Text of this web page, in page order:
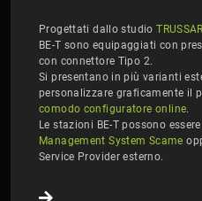
Progettati dallo studio
BE-T sono equipaggiati con
con connettore Tipo 2.
Si presentano in più varianti
personalizzare graficamente il
comodo configuratore online.
Le stazioni BE-T possono
Management System Scame
Service Provider esterno.